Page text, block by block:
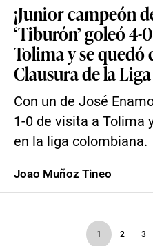
¡Junior campeón
‘Tiburón’ goleó 4-
Tolima y se quedó
Clausura de la
Con un de José
1-0 de visita a Tolima
en la liga colombiana.
Joao Muñoz Tineo
1 2 3